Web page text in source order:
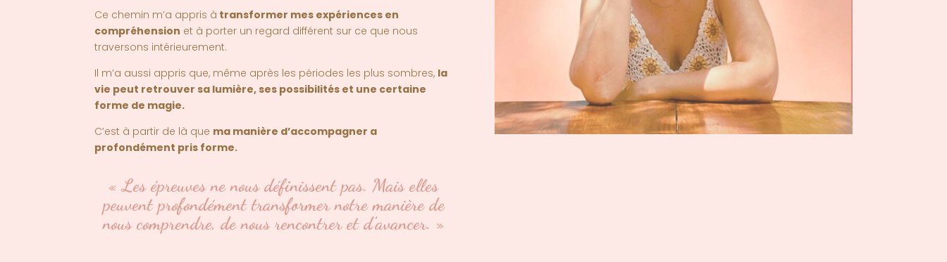
Ce chemin m’a appris à transformer mes expériences en
compréhension et à porter un regard différent sur ce que nous
traversons intérieurement.
Il m’a aussi appris que, même après les périodes les plus sombres, la
vie peut retrouver sa lumière, ses possibilités et une certaine
forme de magie.
C’est à partir de là que ma manière d’accompagner a
profondément pris forme.
« Les épreuves ne nous définissent pas. Mais elles
peuvent profondément transformer notre manière de
nous comprendre, de nous rencontrer et d’avancer. »